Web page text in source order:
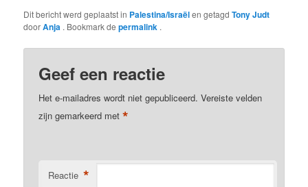
Dit bericht werd geplaatst in Palestina/Israëlen getagdTony Judt
doorAnja . Bookmark depermalink .
Geef een reactie
Het e-mailadres wordt niet gepubliceerd. Vereiste velden
zijn gemarkeerd met*
Reactie *